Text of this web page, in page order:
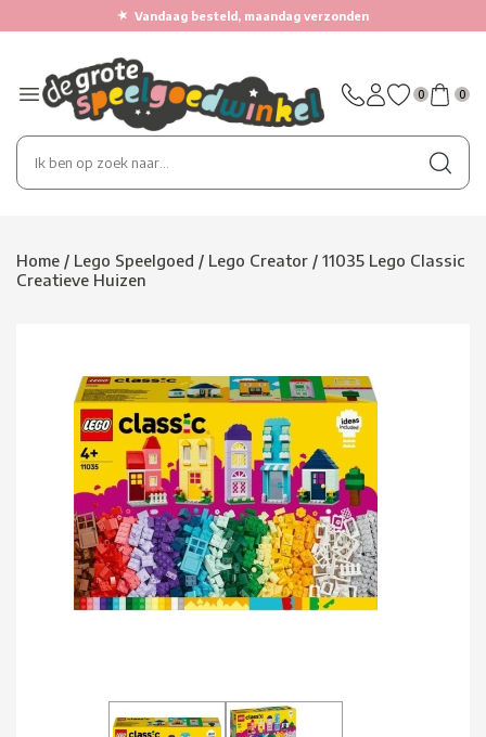
★ Vandaag besteld, maandag verzonden
0 0
Home / Lego Speelgoed / Lego Creator / 11035 Lego Classic
Creatieve Huizen